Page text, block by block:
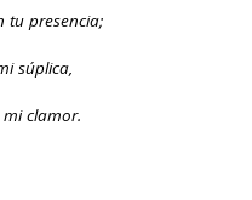
tu presencia;
súplica,
clamor.